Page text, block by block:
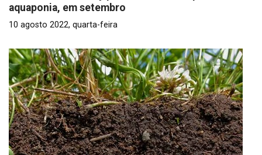
aquaponia, em setembro
10 agosto 2022, quarta-feira